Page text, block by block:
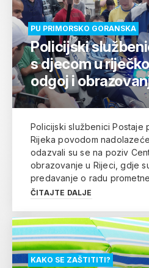
PU PRIMORSKO GORANSKA
Policijski
s djecom u
odgoj i
Policijski službenici Postaje
Rijeka povodom
odazvali su se na poziv
obrazovanje u Rijeci, gdje
predavanje o radu
ČITAJTE DALJE
KAKO SE ZAŠTITITI?